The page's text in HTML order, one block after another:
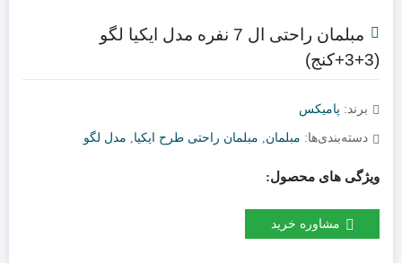
مبلمان راحتی ال 7 نفره مدل ایکیا لگو
(3+3+کنج)
برند: پامیکس
دسته‌بندی‌ها: مبلمان, مبلمان راحتی طرح ایکیا, مدل لگو
ویژگی های محصول:
مشاوره خرید